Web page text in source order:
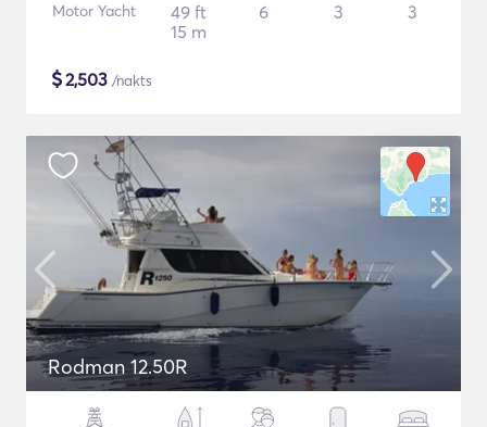
Motor Yacht
49 ft
15 m
6 3 3
$2,503 /nakts
Rodman 12.50R